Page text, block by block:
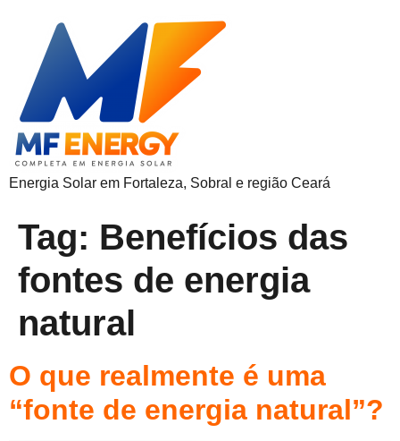
Energia Solar em Fortaleza, Sobral e região Ceará
Tag: Benefícios das
fontes de energia
natural
O que realmente é uma
“fonte de energia natural”?